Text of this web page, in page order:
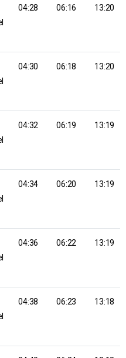
04:28 06:16 13:20
04:30 06:18 13:20
04:32 06:19 13:19
04:34 06:20 13:19
04:36 06:22 13:19
04:38 06:23 13:18